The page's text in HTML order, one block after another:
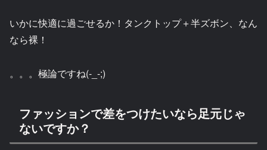
いかに快適に過ごせるか！タンクトップ＋半ズボン、なん
なら裸！
。。。極論ですね(-_-;)
ファッションで差をつけたいなら足元じゃ
ないですか？